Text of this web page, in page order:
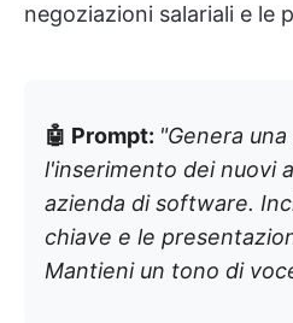
negoziazioni salariali e le
🤖 Prompt: "Genera
l'inserimento dei nuovi
azienda di software.
chiave e le
Mantieni un tono di